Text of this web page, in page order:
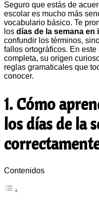
Seguro que estás de
escolar es mucho más
vocabulario básico. Te
los días de la semana en
confundir los términos,
fallos ortográficos. En
completa, su origen
reglas gramaticales que
conocer.
1. Cómo
los días de la
Contenidos